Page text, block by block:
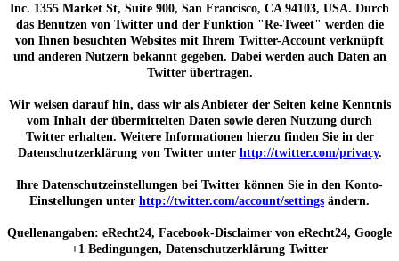
Inc. 1355 Market St, Suite 900, San Francisco, CA 94103, USA. Durch
das Benutzen von Twitter und der Funktion "Re-Tweet" werden die
von Ihnen besuchten Websites mit Ihrem Twitter-Account verknüpft
und anderen Nutzern bekannt gegeben. Dabei werden auch Daten an
Twitter übertragen.
Wir weisen darauf hin, dass wir als Anbieter der Seiten keine Kenntnis
vom Inhalt der übermittelten Daten sowie deren Nutzung durch
Twitter erhalten. Weitere Informationen hierzu finden Sie in der
Datenschutzerklärung von Twitter unter http://twitter.com/privacy.
Ihre Datenschutzeinstellungen bei Twitter können Sie in den Konto-
Einstellungen unter http://twitter.com/account/settings ändern.
Quellenangaben: eRecht24, Facebook-Disclaimer von eRecht24, Google
+1 Bedingungen, Datenschutzerklärung Twitter